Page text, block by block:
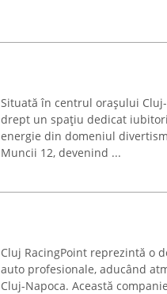
Situată în centrul orașului Cluj-
drept un spațiu dedicat
energie din domeniul
Muncii 12, devenind ...
Cluj RacingPoint reprezintă o
auto profesionale, aducând
Cluj-Napoca. Această